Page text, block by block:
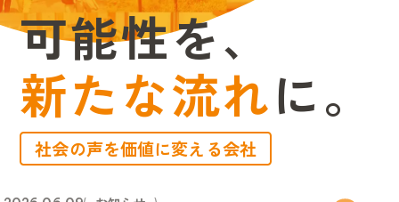
可能性を、
新たな流れに。
社会の声を価値に変える会社